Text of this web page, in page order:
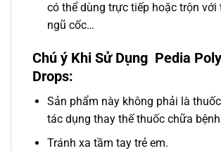
có thể dùng trực tiếp hoặc trộn với
ngũ cốc…
Chú ý Khi Sử Dụng Pedia
Drops:
Sản phẩm này không phải là
tác dụng thay thế thuốc chữa
Tránh xa tầm tay trẻ em.